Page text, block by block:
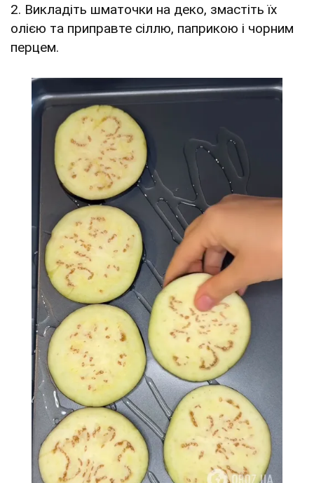
2. Викладіть шматочки на деко, змастіть їх
олією та приправте сіллю, паприкою і чорним
перцем.